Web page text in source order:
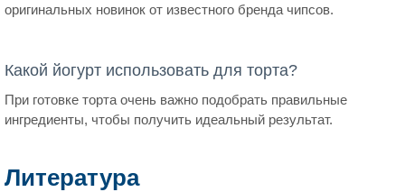
оригинальных новинок от известного бренда чипсов.
Какой йогурт использовать для торта?
При готовке торта очень важно подобрать правильные
ингредиенты, чтобы получить идеальный результат.
Литература